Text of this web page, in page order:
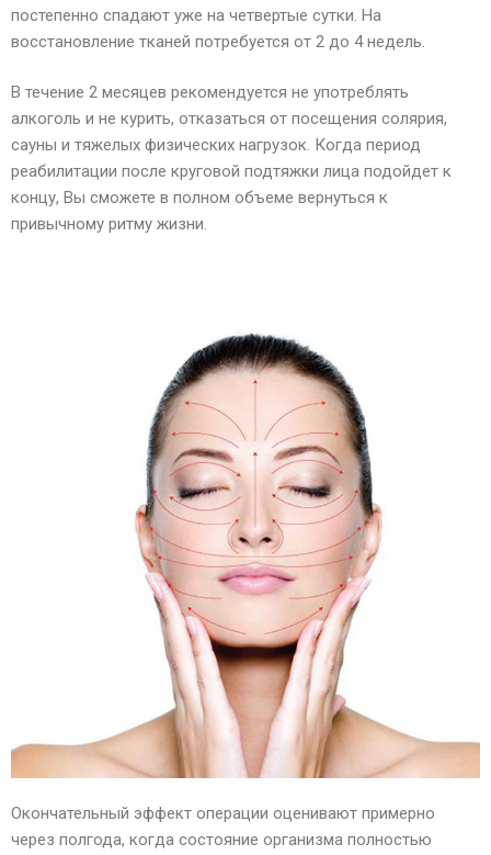
постепенно спадают уже на четвертые сутки. На
восстановление тканей потребуется от 2 до 4 недель.
В течение 2 месяцев рекомендуется не употреблять
алкоголь и не курить, отказаться от посещения солярия,
сауны и тяжелых физических нагрузок. Когда период
реабилитации после круговой подтяжки лица подойдет к
концу, Вы сможете в полном объеме вернуться к
привычному ритму жизни.
Окончательный эффект операции оценивают примерно
через полгода, когда состояние организма полностью